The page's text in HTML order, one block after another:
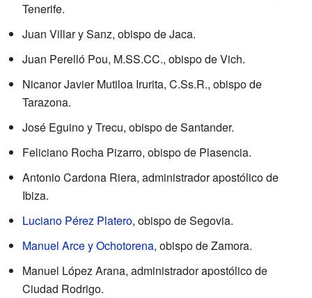
Tenerife.
Juan Villar y Sanz, obispo de Jaca.
Juan Perelló Pou, M.SS.CC., obispo de Vich.
Nicanor Javier Mutiloa Irurita, C.Ss.R., obispo de
Tarazona.
José Eguino y Trecu, obispo de Santander.
Feliciano Rocha Pizarro, obispo de Plasencia.
Antonio Cardona Riera, administrador apostólico de
Ibiza.
Luciano Pérez Platero, obispo de Segovia.
Manuel Arce y Ochotorena, obispo de Zamora.
Manuel López Arana, administrador apostólico de
Ciudad Rodrigo.